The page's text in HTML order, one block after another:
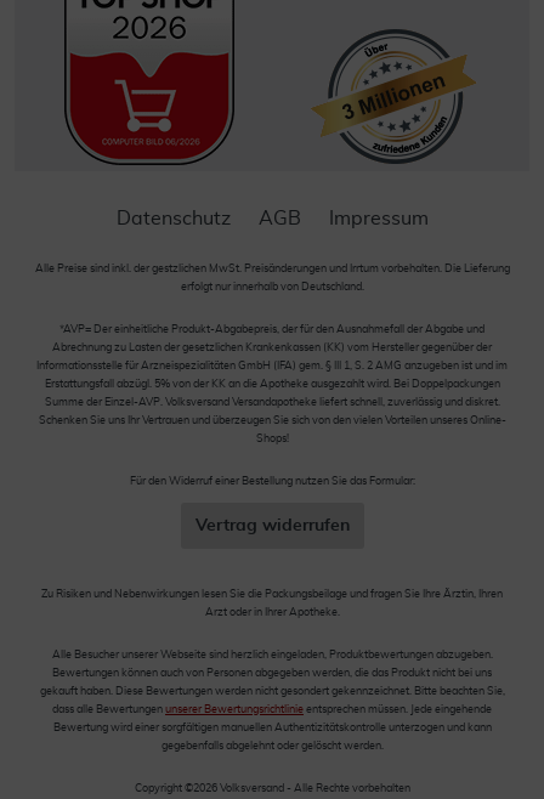
Datenschutz AGB Impressum
Alle Preise sind inkl. der gestzlichen MwSt. Preisänderungen und Irrtum vorbehalten. Die Lieferung
erfolgt nur innerhalb von Deutschland.
*AVP= Der einheitliche Produkt-Abgabepreis, der für den Ausnahmefall der Abgabe und
Abrechnung zu Lasten der gesetzlichen Krankenkassen (KK) vom Hersteller gegenüber der
Informationsstelle für Arzneispezialitäten GmbH (IFA) gem. § III 1, S. 2 AMG anzugeben ist und im
Erstattungsfall abzügl. 5% von der KK an die Apotheke ausgezahlt wird. Bei Doppelpackungen
Summe der Einzel-AVP. Volksversand Versandapotheke liefert schnell, zuverlässig und diskret.
Schenken Sie uns Ihr Vertrauen und überzeugen Sie sich von den vielen Vorteilen unseres Online-
Shops!
Für den Widerruf einer Bestellung nutzen Sie das Formular:
Vertrag widerrufen
Zu Risiken und Nebenwirkungen lesen Sie die Packungsbeilage und fragen Sie Ihre Ärztin, Ihren
Arzt oder in Ihrer Apotheke.
Alle Besucher unserer Webseite sind herzlich eingeladen, Produktbewertungen abzugeben.
Bewertungen können auch von Personen abgegeben werden, die das Produkt nicht bei uns
gekauft haben. Diese Bewertungen werden nicht gesondert gekennzeichnet. Bitte beachten Sie,
dass alle Bewertungen unserer Bewertungsrichtlinie entsprechen müssen. Jede eingehende
Bewertung wird einer sorgfältigen manuellen Authentizitätskontrolle unterzogen und kann
gegebenfalls abgelehnt oder gelöscht werden.
Copyright ©2026 Volksversand - Alle Rechte vorbehalten